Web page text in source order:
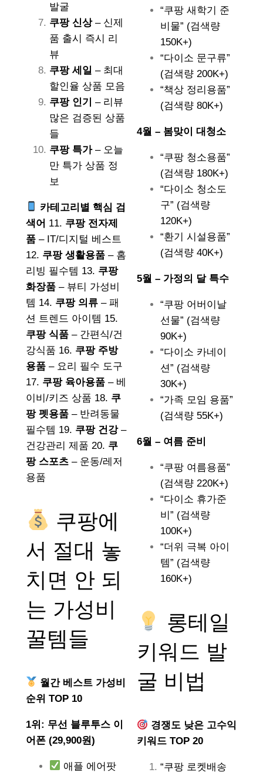
발굴
쿠팡 신상– 신제
품 출시 즉시 리
뷰
쿠팡 세일 – 최대
할인율 상품 모음
쿠팡 인기
– 리뷰
많은 검증된 상품
들
쿠팡 특가– 오늘
만 특가 상품 정
보
카테고리별 핵심 검
색어 11. 쿠팡 전자제
품 – IT/디지털 베스트
12. 쿠팡 생활용품 – 홈
리빙 필수템 13. 쿠팡
화장품 – 뷰티 가성비
템 14. 쿠팡 의류 – 패
션 트렌드 아이템 15.
쿠팡 식품 – 간편식/건
강식품 16. 쿠팡 주방
용품 – 요리 필수 도구
17. 쿠팡 육아용품 – 베
이비/키즈 상품 18. 쿠
팡 펫용품 – 반려동물
필수템 19. 쿠팡 건강–
건강관리 제품 20. 쿠
팡 스포츠 – 운동/레저
용품
쿠팡에
서 절대 놓
치면 안 되
는 가성비
꿀템들
월간 베스트 가성비
순위 TOP 10
1위: 무선 블루투스 이
어폰 (29,900원)
애플 에어팟
“쿠팡 새학기 준
비물” (검색량
150K+)
“다이소 문구류”
(검색량 200K+)
“책상 정리용품”
(검색량 80K+)
4월 – 봄맞이 대청소
“쿠팡 청소용품”
(검색량 180K+)
“다이소 청소도
구” (검색량
120K+)
“환기 시설용품”
(검색량 40K+)
5월 – 가정의 달 특수
“쿠팡 어버이날
선물” (검색량
90K+)
“다이소 카네이
션” (검색량
30K+)
“가족 모임 용품”
(검색량 55K+)
6월 – 여름 준비
“쿠팡 여름용품”
(검색량 220K+)
“다이소 휴가준
비” (검색량
100K+)
“더위 극복 아이
템” (검색량
160K+)
롱테일
키워드 발
굴 비법
경쟁도 낮은 고수익
키워드 TOP 20
“쿠팡 로켓배송